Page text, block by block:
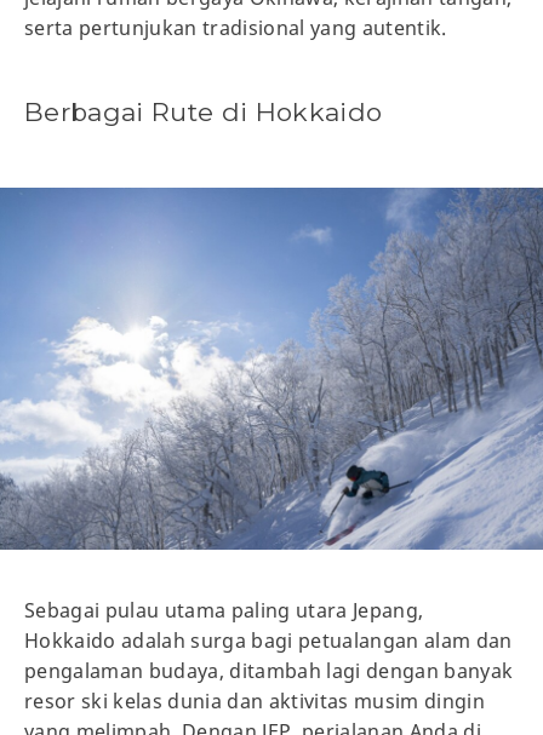
serta pertunjukan tradisional yang autentik.
Berbagai Rute di Hokkaido
Sebagai pulau utama paling utara Jepang,
Hokkaido adalah surga bagi petualangan alam dan
pengalaman budaya, ditambah lagi dengan banyak
resor ski kelas dunia dan aktivitas musim dingin